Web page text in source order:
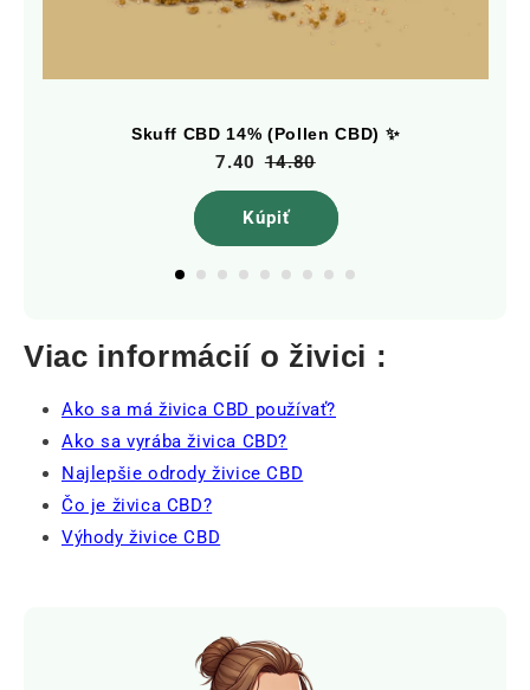
Skuff CBD 14% (Pollen CBD) ✨
14.80
7.40
Kúpiť
Viac informácií o živici :
Ako sa má živica CBD používať?
Ako sa vyrába živica CBD?
Najlepšie odrody živice CBD
Čo je živica CBD?
Výhody živice CBD